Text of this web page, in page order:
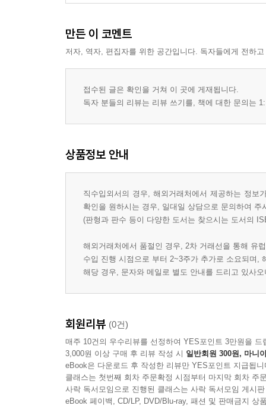
만든 이 코멘트
저자, 역자, 편집자를 위한 공간입니다. 독자들에게 전하
접수된 글은 확인을 거쳐 이 곳에 게재됩니다.
독자 분들의 리뷰는 리뷰 쓰기를, 책에 대한 문의는
상품정보 안내
직수입외서의 경우, 해외거래처에서 제공하는 정
확인을 원하시는 경우, 일대일 상담으로 문의하여 주
(판형과 판수 등이 다양한 도서는 찾으시는 도서의
해외거래처에서 품절인 경우, 2차 거래선을 통해 유
수입 진행 시점으로 부터 2~3주가 추가로 소요되며,
해당 경우, 문자와 메일로 별도 안내를 드리고 있사
회원리뷰 (0건)
매주 10건의 우수리뷰를 선정하여 YES포인트 3만원을 드
3,000원 이상 구매 후 리뷰 작성 시 일반회원 300원, 마니
eBook은 다운로드 후 작성한 리뷰만 YES포인트 지급됩니
클래스는 첫번째 회차 주문확정 시점부터 마지막 회차 주
사락 독서모임으로 진행된 클래스는 사락 독서모임 게시
eBook 페이백, CD/LP, DVD/Blu-ray, 패션 및 판매금지 상